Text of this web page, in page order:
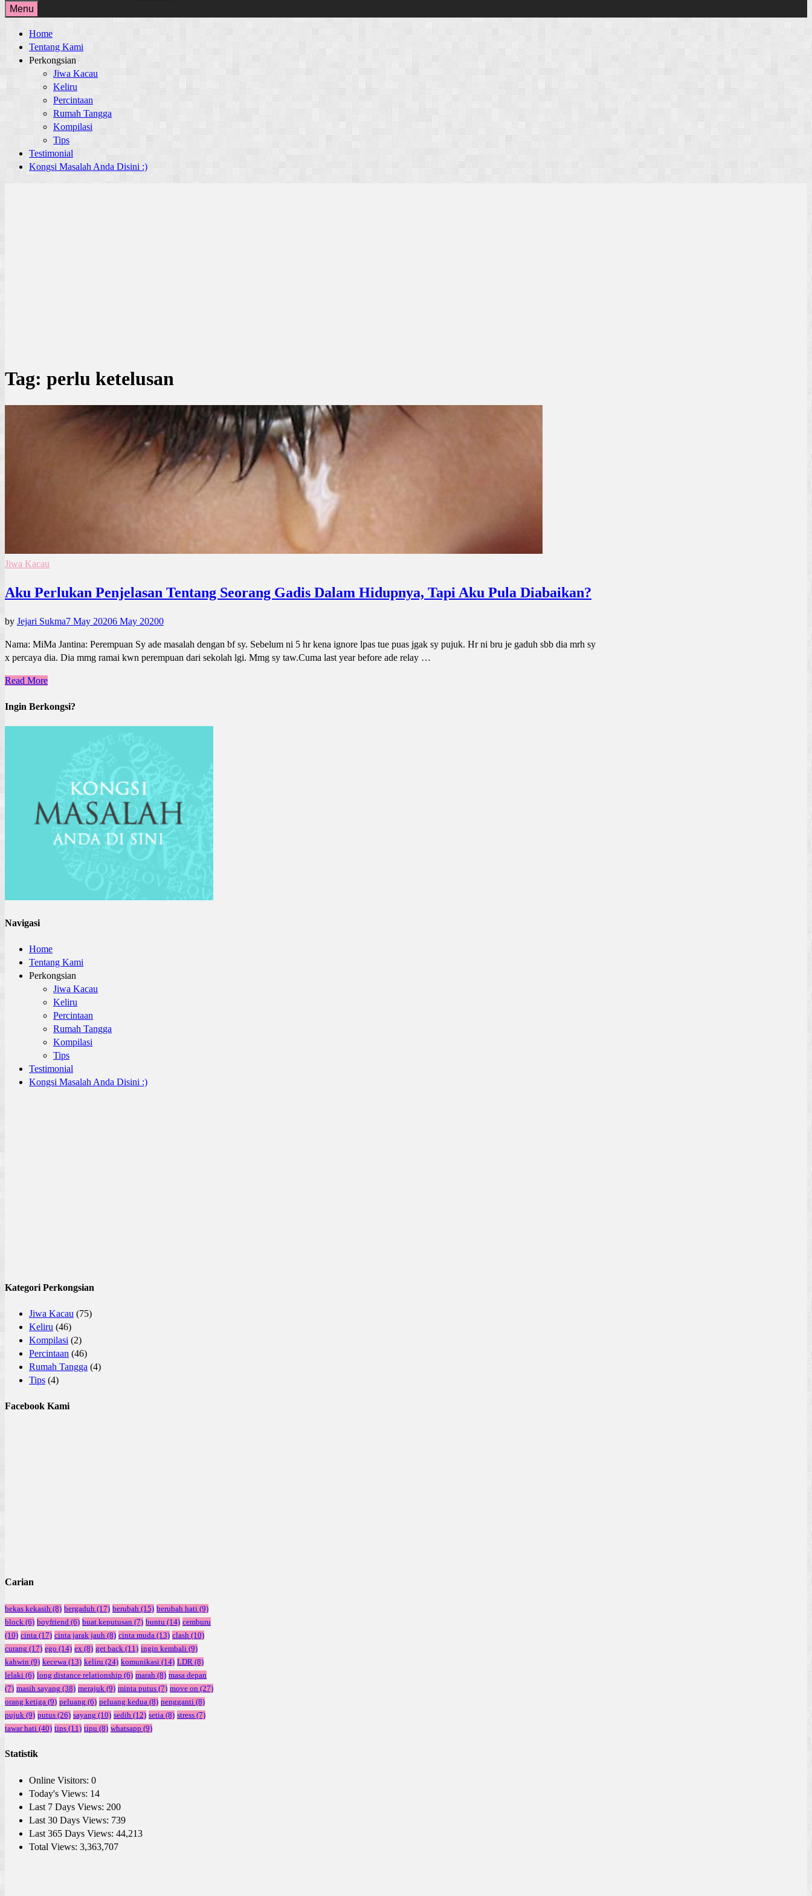
for:
Menu
Home
Tentang Kami
Perkongsian
Jiwa Kacau
Keliru
Percintaan
Rumah Tangga
Kompilasi
Tips
Testimonial
Kongsi Masalah Anda Disini :)
Tag: perlu ketelusan
Jiwa Kacau
Aku Perlukan Penjelasan Tentang Seorang Gadis Dalam Hidupnya, Tapi Aku Pula Diabaikan?
by Jejari Sukma7 May 20206 May 20200
Nama: MiMa Jantina: Perempuan Sy ade masalah dengan bf sy. Sebelum ni 5 hr kena ignore lpas tue puas jgak sy pujuk. Hr ni bru je gaduh sbb dia mrh sy
x percaya dia. Dia mmg ramai kwn perempuan dari sekolah lgi. Mmg sy taw.Cuma last year before ade relay …
Read More
Ingin Berkongsi?
Navigasi
Home
Tentang Kami
Perkongsian
Jiwa Kacau
Keliru
Percintaan
Rumah Tangga
Kompilasi
Tips
Testimonial
Kongsi Masalah Anda Disini :)
Kategori Perkongsian
Jiwa Kacau (75)
Keliru (46)
Kompilasi (2)
Percintaan (46)
Rumah Tangga (4)
Tips (4)
Facebook Kami
Carian
bekas kekasih (8) bergaduh (17) berubah (15) berubah hati (9)
block (6) boyfriend (6) buat keputusan (7) buntu (14) cemburu
(10) cinta (17) cinta jarak jauh (8) cinta muda (13) clash (10)
curang (17) ego (14) ex (8) get back (11) ingin kembali (9)
kahwin (9) kecewa (13) keliru (24) komunikasi (14) LDR (8)
lelaki (6) long distance relationship (6) marah (8) masa depan
(7) masih sayang (38) merajuk (9) minta putus (7) move on (27)
orang ketiga (9) peluang (6) peluang kedua (8) pengganti (8)
pujuk (9) putus (26) sayang (10) sedih (12) setia (8) stress (7)
tawar hati (40) tips (11) tipu (8) whatsapp (9)
Statistik
Online Visitors: 0
Today's Views: 14
Last 7 Days Views: 200
Last 30 Days Views: 739
Last 365 Days Views: 44,213
Total Views: 3,363,707